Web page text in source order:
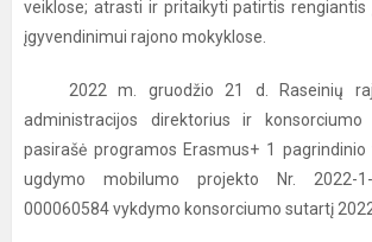
veiklose; atrasti ir pritaikyti patirtis rengiantis
įgyvendinimui rajono mokyklose.
2022 m. gruodžio 21 d. Raseinių
administracijos direktorius ir konsorciumo
pasirašė programos Erasmus+ 1
ugdymo mobilumo projekto Nr. 2022-1-
000060584 vykdymo konsorciumo sutartį